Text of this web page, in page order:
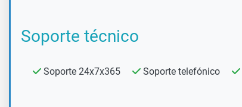
Soporte técnico
Soporte 24x7x365 Soporte telefónico